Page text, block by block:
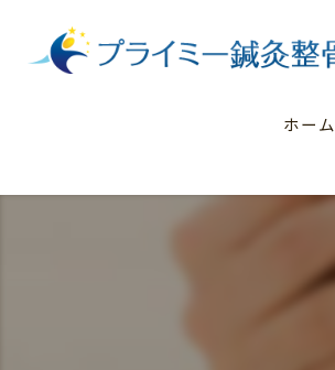
ホーム